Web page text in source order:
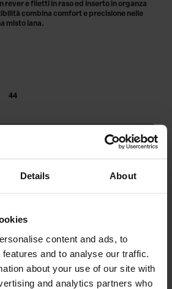
Details About
content and ads, to
and to analyse our traffic.
about your use of our site with
and analytics partners who
44
rever e filetti in raso ed inserto in organza
combina comfort e precisione nelle
misto lana.